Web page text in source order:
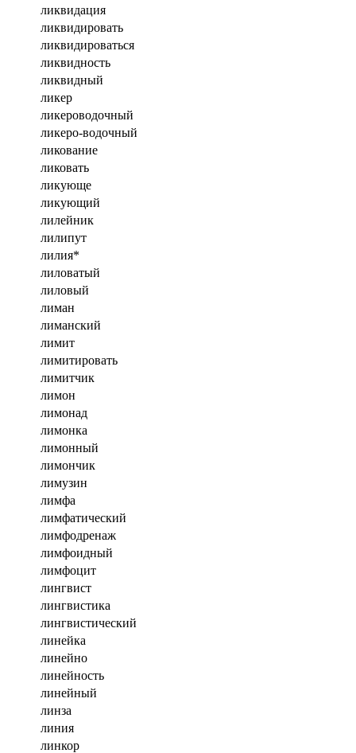
ликвидация
ликвидировать
ликвидироваться
ликвидность
ликвидный
ликер
ликероводочный
ликеро-водочный
ликование
ликовать
ликующе
ликующий
лилейник
лилипут
лилия*
лиловатый
лиловый
лиман
лиманский
лимит
лимитировать
лимитчик
лимон
лимонад
лимонка
лимонный
лимончик
лимузин
лимфа
лимфатический
лимфодренаж
лимфоидный
лимфоцит
лингвист
лингвистика
лингвистический
линейка
линейно
линейность
линейный
линза
линия
линкор